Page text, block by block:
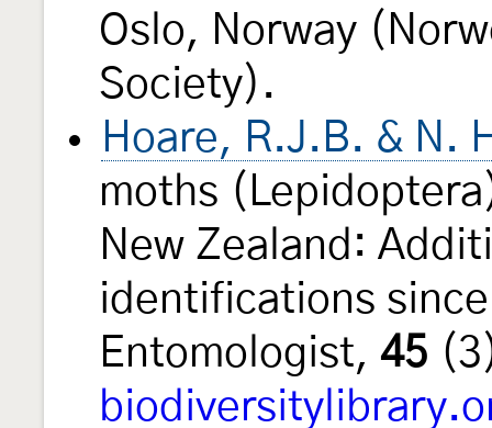
Oslo, Norway
Society).
Hoare, R.J.B. & N.
moths
New Zealand:
identifications
Entomologist, 45